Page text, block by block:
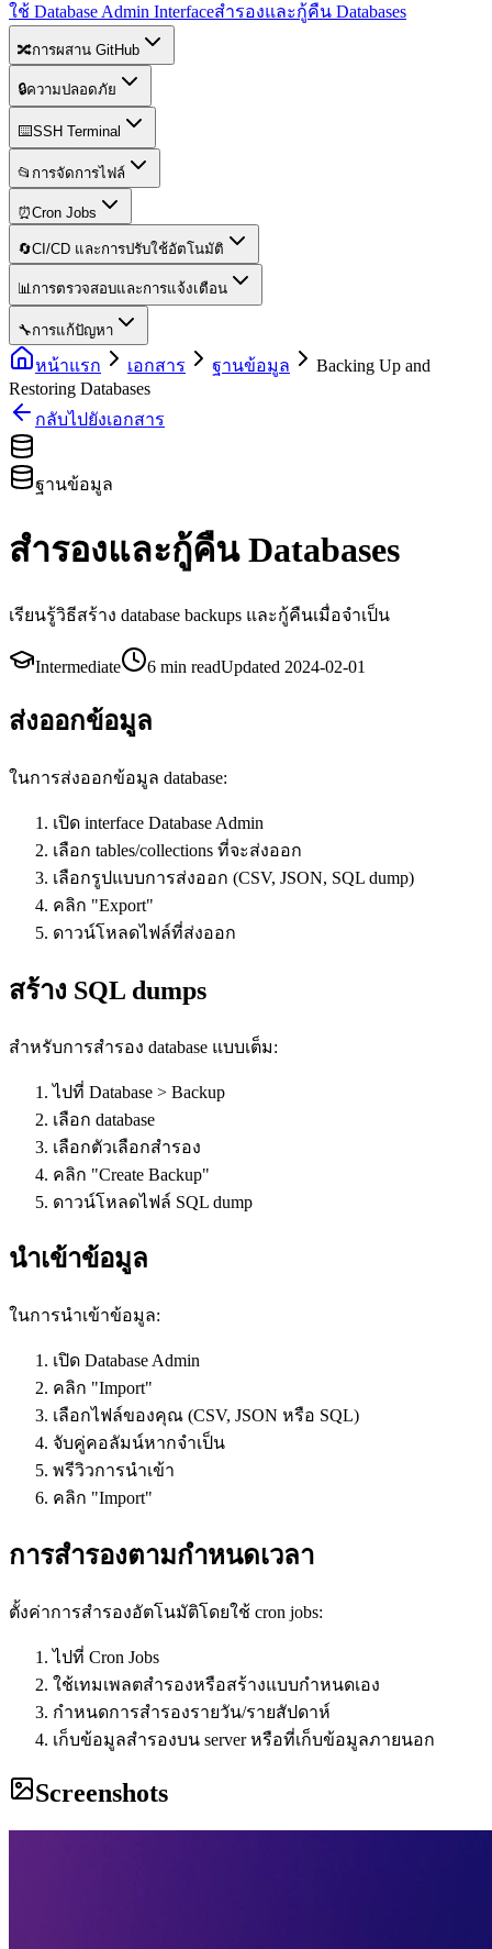
ใช้ Database Admin Interfaceสำรองและกู้คืน Databases
🔀การผสาน GitHub
🔒ความปลอดภัย
⌨️SSH Terminal
📂 การจัดการไฟล์
⏰Cron Jobs
🔄CI/CD และการปรับใช้อัตโนมัติ
📊การตรวจสอบและการแจ้งเตือน
🔧การแก้ปัญหา
หน้าแรก เอกสาร ฐานข้อมูล
Backing Up and
Restoring Databases
กลับไปยังเอกสาร
ฐานข้อมูล
สำรองและกู้คืน Databases
เรียนรู้วิธีสร้าง database backups และกู้คืนเมื่อจำเป็น
Intermediate 6 min readUpdated 2024-02-01
ส่งออกข้อมูล
ในการส่งออกข้อมูล database:
เปิด interface Database Admin
เลือก tables/collections ที่จะส่งออก
เลือกรูปแบบการส่งออก (CSV, JSON, SQL dump)
คลิก "Export"
ดาวน์โหลดไฟล์ที่ส่งออก
สร้าง SQL dumps
สำหรับการสำรอง database แบบเต็ม:
ไปที่ Database > Backup
เลือก database
เลือกตัวเลือกสำรอง
คลิก "Create Backup"
ดาวน์โหลดไฟล์ SQL dump
นำเข้าข้อมูล
ในการนำเข้าข้อมูล:
เปิด Database Admin
คลิก "Import"
เลือกไฟล์ของคุณ (CSV, JSON หรือ SQL)
จับคู่คอลัมน์หากจำเป็น
พรีวิวการนำเข้า
คลิก "Import"
การสำรองตามกำหนดเวลา
ตั้งค่าการสำรองอัตโนมัติโดยใช้ cron jobs:
ไปที่ Cron Jobs
ใช้เทมเพลตสำรองหรือสร้างแบบกำหนดเอง
กำหนดการสำรองรายวัน/รายสัปดาห์
เก็บข้อมูลสำรองบน server หรือที่เก็บข้อมูลภายนอก
Screenshots